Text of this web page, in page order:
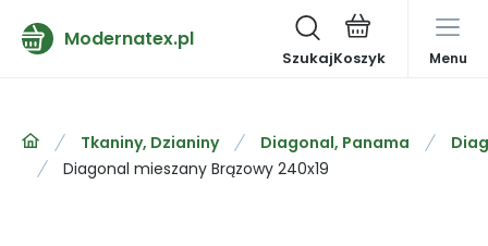
Modernatex.pl
Szukaj Menu
Tkaniny, Dzianiny Diagonal, Panama
Diagonal mieszany Brązowy 240x19